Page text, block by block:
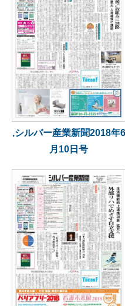
,シルバー産業新聞2018年6
月10日号